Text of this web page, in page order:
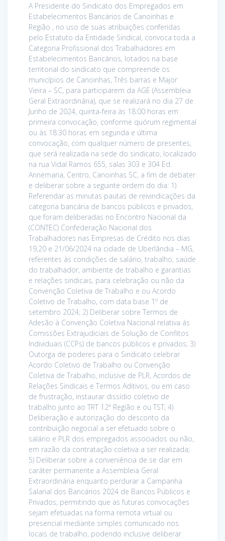
A Presidente do Sindicato dos Empregados em
Estabelecimentos Bancários de Canoinhas e
Região , no uso de suas atribuições conferidas
pelo Estatuto da Entidade Sindical, convoca toda a
Categoria Profissional dos Trabalhadores em
Estabelecimentos Bancários, lotados na base
territorial do sindicato que compreende os
municípios de Canoinhas, Três barras e Major
Vieira – SC, para participarem da AGE (Assembleia
Geral Extraordinária), que se realizará no dia 27 de
Junho de 2024, quinta-feira às 18:00 horas em
primeira convocação, conforme quórum regimental
ou às 18:30 horas em segunda e última
convocação, com qualquer número de presentes,
que será realizada na sede do sindicato, localizado
na rua Vidal Ramos 655, salas 303 e 304 Ed.
Annemaria, Centro, Canoinhas SC, a fim de debater
e deliberar sobre a seguinte ordem do dia: 1)
Referendar as minutas pautas de reivindicações da
categoria bancária de bancos públicos e privados,
que foram deliberadas no Encontro Nacional da
(CONTEC) Confederação Nacional dos
Trabalhadores nas Empresas de Crédito nos dias
19,20 e 21/06/2024 na cidade de Uberlândia – MG,
referentes às condições de salário, trabalho, saúde
do trabalhador, ambiente de trabalho e garantias
e relações sindicais, para celebração ou não da
Convenção Coletiva de Trabalho e ou Acordo
Coletivo de Trabalho, com data base 1º de
setembro 2024; 2) Deliberar sobre Termos de
Adesão à Convenção Coletiva Nacional relativa ás
Comissões Extrajudiciais de Solução de Conflitos
Individuais (CCPs) de bancos públicos e privados; 3)
Outorga de poderes para o Sindicato celebrar
Acordo Coletivo de Trabalho ou Convenção
Coletiva de Trabalho, inclusive de PLR, Acordos de
Relações Sindicais e Termos Aditivos, ou em caso
de frustração, instaurar dissídio coletivo de
trabalho junto ao TRT 12ª Região e ou TST; 4)
Deliberação e autorização do desconto da
contribuição negocial a ser efetuado sobre o
salário e PLR dos empregados associados ou não,
em razão da contratação coletiva a ser realizada;
5) Deliberar sobre a conveniência de se dar em
caráter permanente a Assembleia Geral
Extraordinária enquanto perdurar a Campanha
Salarial dos Bancários 2024 de Bancos Públicos e
Privados, permitindo que as futuras convocações
sejam efetuadas na forma remota virtual ou
presencial mediante simples comunicado nos
locais de trabalho, podendo inclusive deliberar